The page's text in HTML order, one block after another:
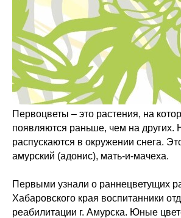
Первоцветы – это растения, на
появляются раньше, чем на других.
распускаются в окружении снега.
амурский (адонис), мать-и-мачеха.
Первыми узнали о раннецветущих
Хабаровского края воспитанники
реабилитации г. Амурска. Юные